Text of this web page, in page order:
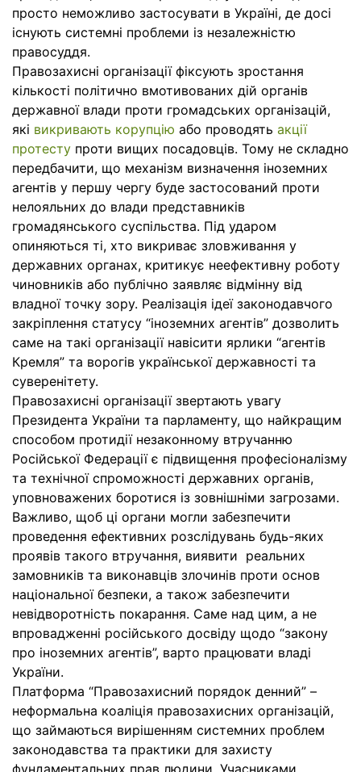
просто неможливо застосувати в Україні, де досі
існують системні проблеми із незалежністю
правосуддя.
Правозахисні організації фіксують зростання
кількості політично вмотивованих дій органів
державної влади проти громадських організацій,
які викривають корупцію або проводять акції
протесту проти вищих посадовців. Тому не складно
передбачити, що механізм визначення іноземних
агентів у першу чергу буде застосований проти
нелояльних до влади представників
громадянського суспільства. Під ударом
опиняються ті, хто викриває зловживання у
державних органах, критикує неефективну роботу
чиновників або публічно заявляє відмінну від
владної точку зору. Реалізація ідеї законодавчого
закріплення статусу “іноземних агентів” дозволить
саме на такі організації навісити ярлики “агентів
Кремля” та ворогів української державності та
суверенітету.
Правозахисні організації звертають увагу
Президента України та парламенту, що найкращим
способом протидії незаконному втручанню
Російської Федерації є підвищення професіоналізму
та технічної спроможності державних органів,
уповноважених боротися із зовнішніми загрозами.
Важливо, щоб ці органи могли забезпечити
проведення ефективних розслідувань будь-яких
проявів такого втручання, виявити реальних
замовників та виконавців злочинів проти основ
національної безпеки, а також забезпечити
невідворотність покарання. Саме над цим, а не
впровадженні російського досвіду щодо “закону
про іноземних агентів”, варто працювати владі
України.
Платформа “Правозахисний порядок денний” –
неформальна коаліція правозахисних організацій,
що займаються вирішенням системних проблем
законодавства та практики для захисту
фундаментальних прав людини. Учасниками